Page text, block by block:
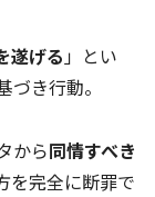
遂げる」とい
づき行動。
から同情すべき
を完全に断罪で